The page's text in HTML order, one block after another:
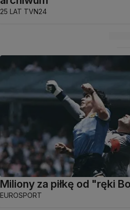
25 LAT TVN24
Miliony za piłkę od "ręki
EUROSPORT